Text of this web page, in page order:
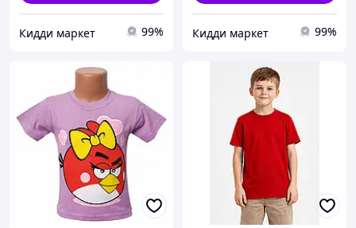
Кидди маркет 99% Кидди маркет 99%